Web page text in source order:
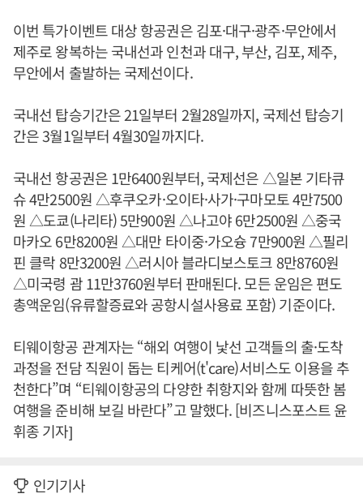
이번 특가이벤트 대상 항공권은 김포·대구·광주·무안에서
제주로 왕복하는 국내선과 인천과 대구, 부산, 김포, 제주,
무안에서 출발하는 국제선이다.
국내선 탑승기간은 21일부터 2월28일까지, 국제선 탑승기
간은 3월1일부터 4월30일까지다.
국내선 항공권은 1만6400원부터, 국제선은 △일본 기타큐
슈 4만2500원 △후쿠오카·오이타·사가·구마모토 4만7500
원 △도쿄(나리타) 5만900원 △나고야 6만2500원 △중국
마카오 6만8200원 △대만 타이중·가오슝 7만900원 △필리
핀 클락 8만3200원 △러시아 블라디보스토크 8만8760원
△미국령 괌 11만3760원부터 판매된다. 모든 운임은 편도
총액운임(유류할증료와 공항시설사용료 포함) 기준이다.
티웨이항공 관계자는 “해외 여행이 낯선 고객들의 출·도착
과정을 전담 직원이 돕는 티케어(t'care)서비스도 이용을 추
천한다”며 “티웨이항공의 다양한 취항지와 함께 따뜻한 봄
여행을 준비해 보길 바란다”고 말했다. [비즈니스포스트 윤
휘종 기자]
인기기사